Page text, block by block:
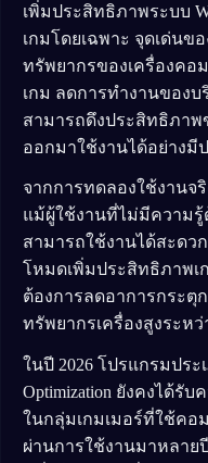
เพิ่มประสิทธิภาพระบบ
เกมโดยเฉพาะ จุดเด่นข
ทรัพยากรของเครื่องคอ
เกม ลดการทำงานของ
สามารถดึงประสิทธิภาพ
ออกมาใช้งานได้อย่าง
จากการทดลองใช้งานจ
แม้ผู้ใช้งานที่ไม่มีความ
สามารถใช้งานได้สะดว
โหมดเพิ่มประสิทธิภาพเ
ต้องการลดอาการกระตุ
ทรัพยากรเครื่องสูงระหว่
ในปี 2026 โปรแกรมประ
Optimization ยังคงได้รั
ในกลุ่มเกมเมอร์ที่ใช้คอ
ผ่านการใช้งานมาหลายปี